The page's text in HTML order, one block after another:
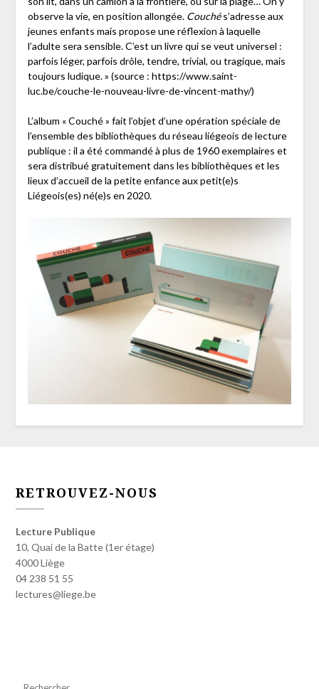
observe la vie, en position allongée. Couchés’adresse aux
jeunes enfants mais propose une réflexion à laquelle
l’adulte sera sensible. C’est un livre qui se veut universel :
parfois léger, parfois drôle, tendre, trivial, ou tragique, mais
toujours ludique. » (source : https://www.saint-
luc.be/couche-le-nouveau-livre-de-vincent-mathy/)
L’album « Couché » fait l’objet d’une opération spéciale de
l’ensemble des bibliothèques du réseau liégeois de lecture
publique : il a été commandé à plus de 1960 exemplaires et
sera distribué gratuitement dans les bibliothèques et les
lieux d’accueil de la petite enfance aux petit(e)s
Liégeois(es) né(e)s en 2020.
RETROUVEZ-NOUS
Lecture Publique
10, Quai de la Batte (1er étage)
4000 Liège
04 238 51 55
lectures@liege.be